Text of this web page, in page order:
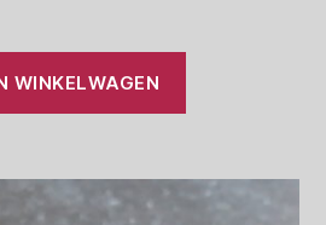
WINKELWAGEN